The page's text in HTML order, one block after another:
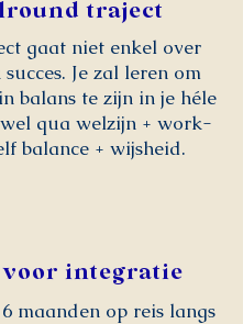
traject
gaat niet enkel over
Je zal leren om
balans te zijn in je héle
qua welzijn + work-
balance + wijsheid.
voor integratie
maanden op reis langs